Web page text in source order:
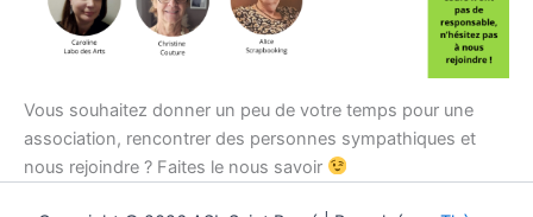
Vous souhaitez donner un peu de votre temps pour une
association, rencontrer des personnes sympathiques et
nous rejoindre ? Faites le nous savoir